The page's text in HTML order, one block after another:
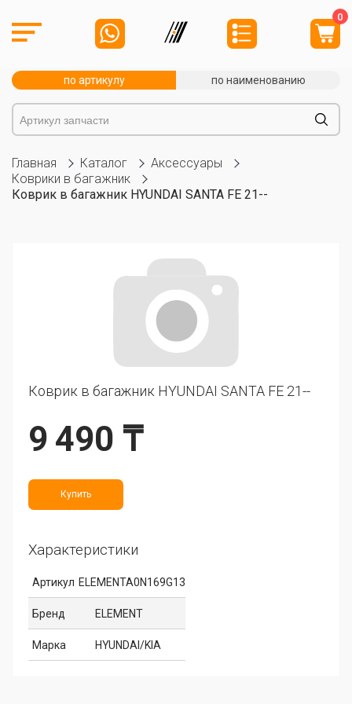
0
по артикулу по наименованию
Главная Каталог
Аксессуары
Коврики в багажник
Коврик в багажник HYUNDAI SANTA FE 21--
Коврик в багажник HYUNDAI SANTA FE 21--
9 490 ₸
Купить
Характеристики
Артикул ELEMENTA0N169G13
Бренд ELEMENT
Марка HYUNDAI/KIA